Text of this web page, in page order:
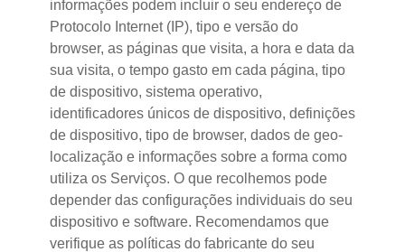
informações podem incluir o seu endereço de
Protocolo Internet (IP), tipo e versão do
browser, as páginas que visita, a hora e data da
sua visita, o tempo gasto em cada página, tipo
de dispositivo, sistema operativo,
identificadores únicos de dispositivo, definições
de dispositivo, tipo de browser, dados de geo-
localização e informações sobre a forma como
utiliza os Serviços. O que recolhemos pode
depender das configurações individuais do seu
dispositivo e software. Recomendamos que
verifique as políticas do fabricante do seu